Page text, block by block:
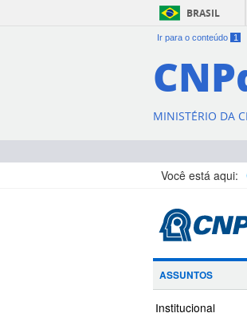
BRASIL
Ir para o conteúdo 1
MINISTÉRIO DA
Você está aqui:
ASSUNTOS
Institucional